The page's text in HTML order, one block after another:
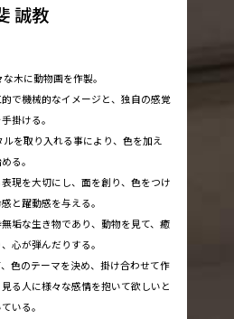
誠教
木に動物画を作製。
で機械的なイメージと、独自の感覚
掛ける。
を取り入れる事により、色を加え
る。
現を大切にし、面を創り、色をつけ
と躍動感を与える。
垢な生き物であり、動物を見て、癒
心が弾んだりする。
色のテーマを決め、掛け合わせて作
る人に様々な感情を抱いて欲しいと
いる。